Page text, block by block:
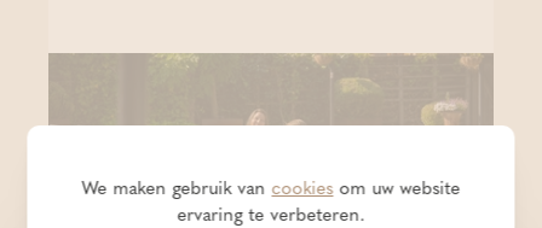
We maken gebruik vancookiesom uw website
ervaring te verbeteren.